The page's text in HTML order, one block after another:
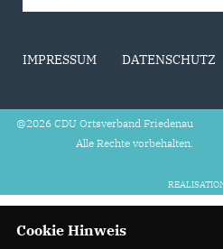
IMPRESSUM DATENSCHUTZ
@2026 CDU Ortsverband Friedenau
Alle Rechte vorbehalten.
Cookie Hinweis